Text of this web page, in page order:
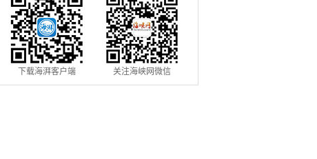
下载海湃客户端 关注海峡网微信